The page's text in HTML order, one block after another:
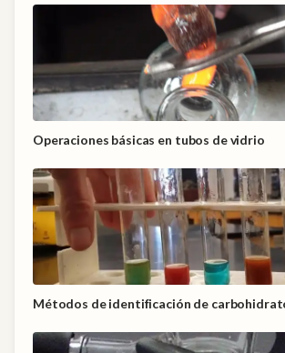
Operaciones básicas en tubos de vidrio
Métodos de identificación de